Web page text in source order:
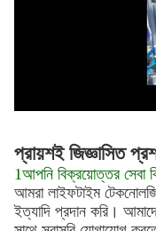
প্রায়শই জিজ্ঞাসিত
1আপনি বিক্রয়োত্তর সেবা
আমরা লাইফটাইম
ইত্যাদি প্রদান করি।